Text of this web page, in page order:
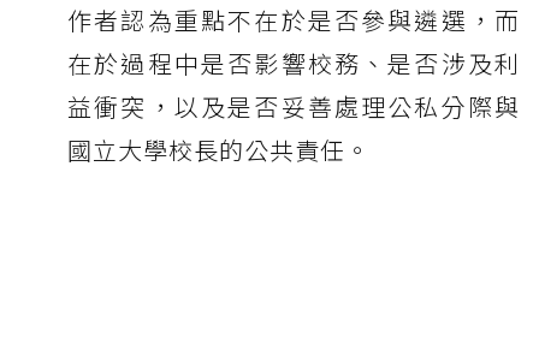
作者認為重點不在於是否參與遴選，而
在於過程中是否影響校務、是否涉及利
益衝突，以及是否妥善處理公私分際與
國立大學校長的公共責任。